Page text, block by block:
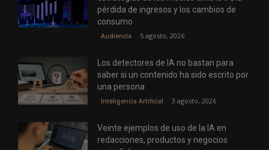
pérdida de ingresos y los cambios de
consumo
Audiencia 5 agosto, 2026
Los detectores de IA no bastan para
saber si un contenido ha sido escrito por
una persona
Inteligencia Artificial 3 agosto, 2026
Veinte ejemplos de uso de la IA en
redacciones, productos y negocios